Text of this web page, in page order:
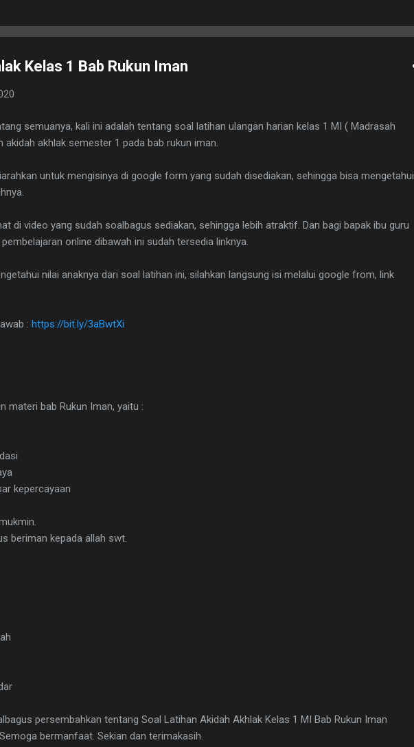
Kelas 1 Bab Rukun Iman
semuanya, kali ini adalah tentang soal latihan ulangan harian kelas 1 MI ( Madrasah
akidah akhlak semester 1 pada bab rukun iman.
untuk mengisinya di google form yang sudah disediakan, sehingga bisa mengetahui
di video yang sudah soalbagus sediakan, sehingga lebih atraktif. Dan bagi bapak ibu guru
online dibawah ini sudah tersedia linknya.
nilai anaknya dari soal latihan ini, silahkan langsung isi melalui google from, link
: https://bit.ly/3aBwtXi
materi bab Rukun Iman, yaitu :
kepercayaan
beriman kepada allah swt.
persembahkan tentang Soal Latihan Akidah Akhlak Kelas 1 MI Bab Rukun Iman
bermanfaat. Sekian dan terimakasih.